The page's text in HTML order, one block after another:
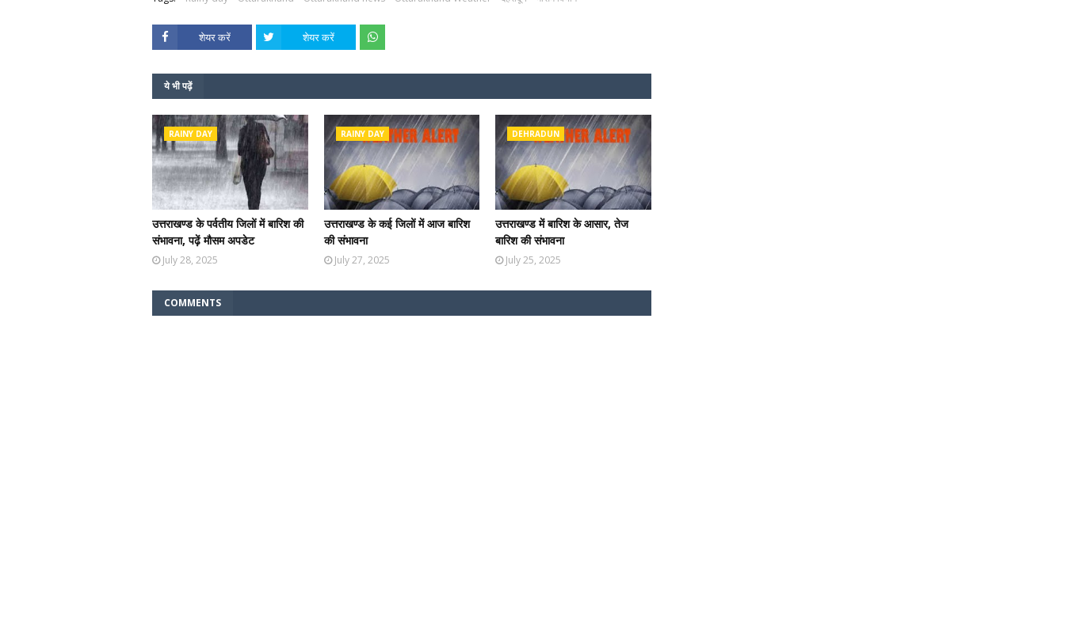
शेयर करें शेयर करें
ये भी पढ़ें
RAINY DAY
उत्तराखण्ड के पर्वतीय जिलों में बारिश की
संभावना, पढ़ें मौसम अपडेट
July 28, 2025
RAINY DAY
उत्तराखण्ड के कई जिलों में आज बारिश
की संभावना
July 27, 2025
DEHRADUN
उत्तराखण्ड में बारिश के आसार, तेज
बारिश की संभावना
July 25, 2025
COMMENTS